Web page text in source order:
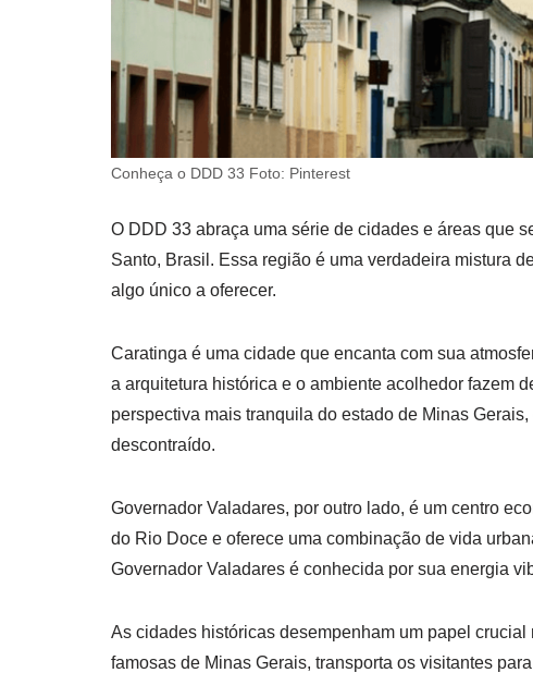
Conheça o DDD 33 Foto: Pinterest
O DDD 33 abraça uma série de cidades e áreas que
Santo, Brasil. Essa região é uma verdadeira mistura
algo único a oferecer.
Caratinga é uma cidade que encanta com sua
a arquitetura histórica e o ambiente acolhedor fazem
perspectiva mais tranquila do estado de Minas
descontraído.
Governador Valadares, por outro lado, é um centro
do Rio Doce e oferece uma combinação de vida
Governador Valadares é conhecida por sua energia
As cidades históricas desempenham um papel
famosas de Minas Gerais, transporta os visitantes